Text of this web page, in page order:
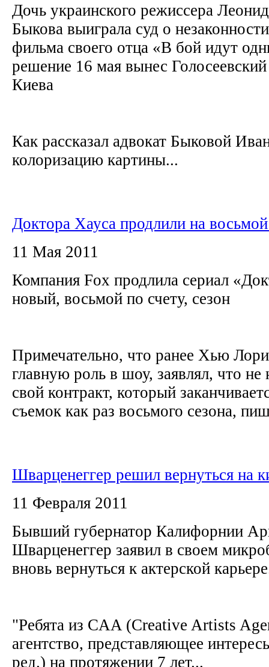
Дочь украинского режиссера
Быкова выиграла суд о
фильма своего отца «В бой идут
решение 16 мая вынес
Киева
Как рассказал адвокат Быковой
колоризацию картины...
Доктора Хауса продлили на
11 Мая 2011
Компания Fox продлила сериал
новый, восьмой по счету, сезон
Примечательно, что ранее Хью
главную роль в шоу, заявлял, что не
свой контракт, который
съемок как раз восьмого сезона,
Шварценеггер решил вернуться на
11 Февраля 2011
Бывший губернатор Калифорнии
Шварценеггер заявил в своем
вновь вернуться к актерской
"Ребята из CAA (Creative Artists
агентство, представляющее
ред.) на протяжении 7 лет...